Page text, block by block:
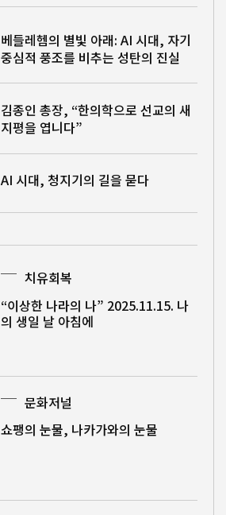
베들레헴의 별빛 아래: AI 시대, 자기
중심적 풍조를 비추는 성탄의 진실
김종인 총장, “한의학으로 선교의 새
지평을 엽니다”
AI 시대, 청지기의 길을 묻다
치유회복
“이상한 나라의 나” 2025.11.15. 나
의 생일 날 아침에
문화저널
쇼팽의 눈물, 나카가와의 눈물